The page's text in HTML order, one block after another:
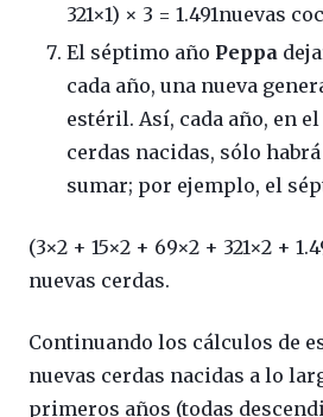
321×1) × 3 = 1.491nuevas
El séptimo año Peppa
cada año, una nueva
estéril. Así, cada año, en
cerdas nacidas, sólo
sumar; por ejemplo, el
(3×2 + 15×2 + 69×2 + 321×2 +
nuevas cerdas.
Continuando los cálculos de
nuevas cerdas nacidas a lo
primeros años (todas